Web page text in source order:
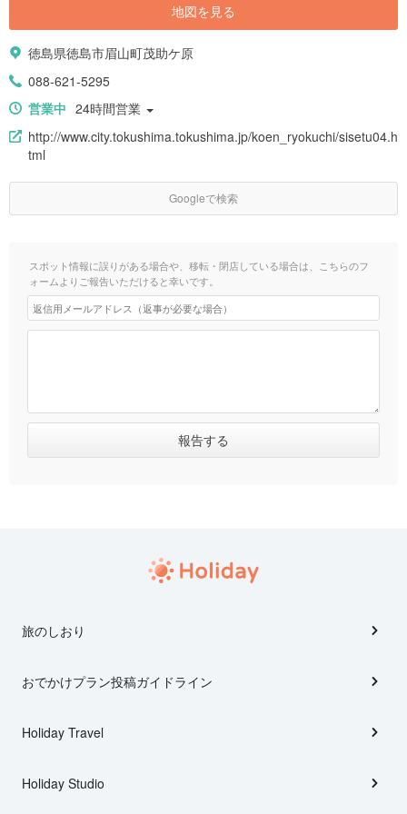
地図を見る
徳島県徳島市眉山町茂助ケ原
088-621-5295
営業中 24時間営業
http://www.city.tokushima.tokushima.jp/koen_ryokuchi/sisetu04.h
tml
Googleで検索
スポット情報に誤りがある場合や、移転・閉店している場合は、こちらのフ
ォームよりご報告いただけると幸いです。
旅のしおり
おでかけプラン投稿ガイドライン
Holiday Travel
Holiday Studio